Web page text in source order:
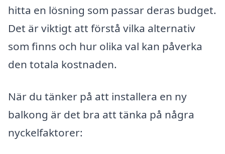
hitta en lösning som passar deras budget.
Det är viktigt att förstå vilka alternativ
som finns och hur olika val kan påverka
den totala kostnaden.
När du tänker på att installera en ny
balkong är det bra att tänka på några
nyckelfaktorer: